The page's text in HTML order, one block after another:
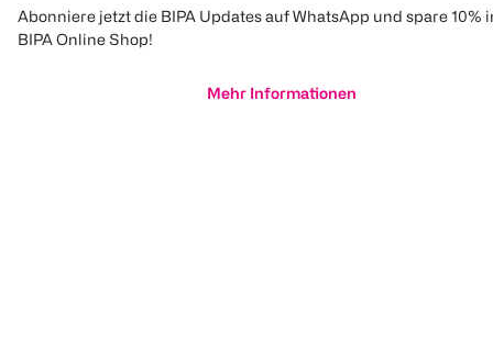
Abonniere jetzt die BIPA Updates auf WhatsApp und spare 10%
BIPA Online Shop!
Mehr Informationen